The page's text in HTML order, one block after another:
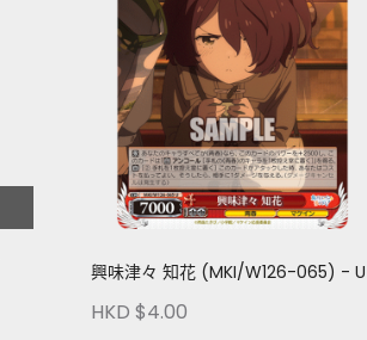
興味津々 知花 (MKI/W126-065) - U
HKD $4.00